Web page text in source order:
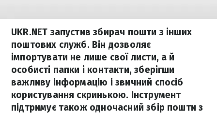
UKR.NET запустив збирач пошти з інших
поштових служб. Він дозволяє
імпортувати не лише свої листи, а й
особисті папки і контакти, зберігши
важливу інформацію і звичний спосіб
користування скринькою. Інструмент
підтримує також одночасний збір пошти з